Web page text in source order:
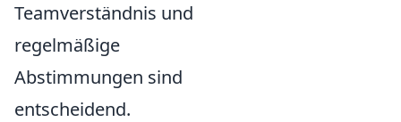
Teamverständnis und
regelmäßige
Abstimmungen sind
entscheidend.